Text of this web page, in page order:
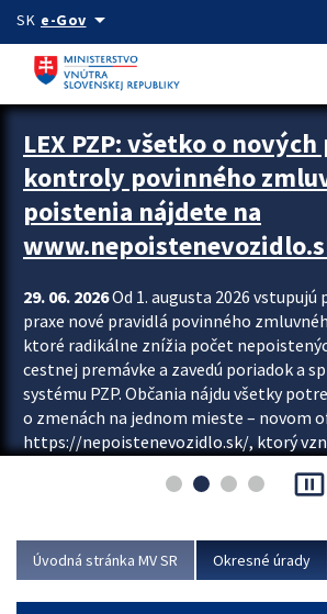
Preskocit na hlavný obsah
SK e-Govarrow_drop_down
Zastavit automatický posun upútavok
LEX PZP: všetko o
kontroly povinného
poistenia nájdete na
29. 06. 2026Od 1. augusta 2026 vstupujú
praxe nové pravidlá povinného
ktoré radikálne znížia počet
cestnej premávke a zavedú poriadok a
systému PZP. Občania nájdu všetky
o zmenách na jednom mieste – novom
https://nepoistenevozidlo.sk/, ktorý
asociácie poisťovní (SLASPO) a
Viac
pause_presentation
Úvodná stránka MV SR Okresné úrady